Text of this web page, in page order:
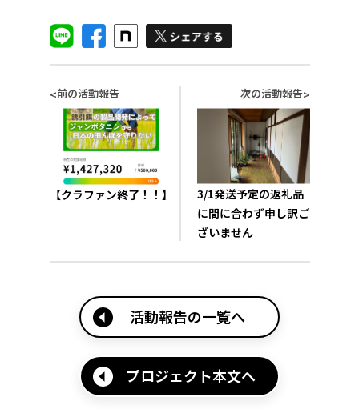
<前の活動報告
【クラファン終了！！】
3/1発送予定の返礼品
に間に合わず申し訳ご
ざいません
次の活動報告>
活動報告の一覧へ
プロジェクト本文へ